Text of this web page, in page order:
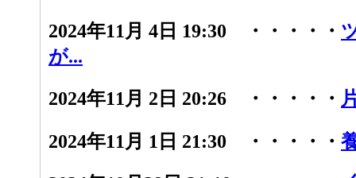
2024年11月 4日 19:30 ・・・・・
が...
2024年11月 2日 20:26 ・・・・・
2024年11月 1日 21:30 ・・・・・